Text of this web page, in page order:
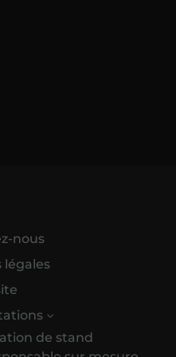
nous
légales
de stand